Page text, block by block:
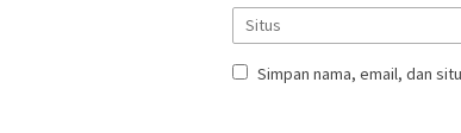
Simpan nama, email, dan